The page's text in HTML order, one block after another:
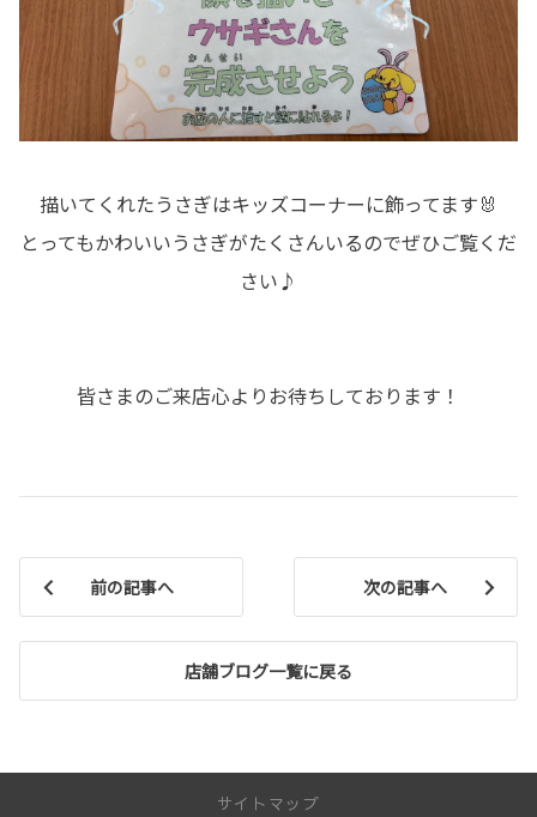
描いてくれたうさぎはキッズコーナーに飾ってます🐰
とってもかわいいうさぎがたくさんいるのでぜひご覧くだ
さい♪
皆さまのご来店心よりお待ちしております！
前の記事へ
店舗ブログ一覧に戻る
次の記事へ
サイトマップ